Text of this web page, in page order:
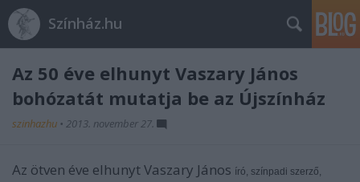
Színház.hu
Az 50 éve elhunyt Vaszary János
bohózatát mutatja be az Újszínház
szinhazhu • 2013. november 27.
Az ötven éve elhunyt Vaszary János író, színpadi szerző,